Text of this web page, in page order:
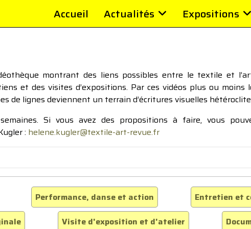
Accueil Actualités Expositions
montrant des liens possibles entre le textile et
et des visites d’expositions. Par ces vidéos plus ou moins
de lignes deviennent un terrain d’écritures visuelles
Si vous avez des propositions à faire, vous
: helene.kugler@textile-art-revue.fr
Performance, danse et action
Entretien et
Visite d'exposition et d'atelier